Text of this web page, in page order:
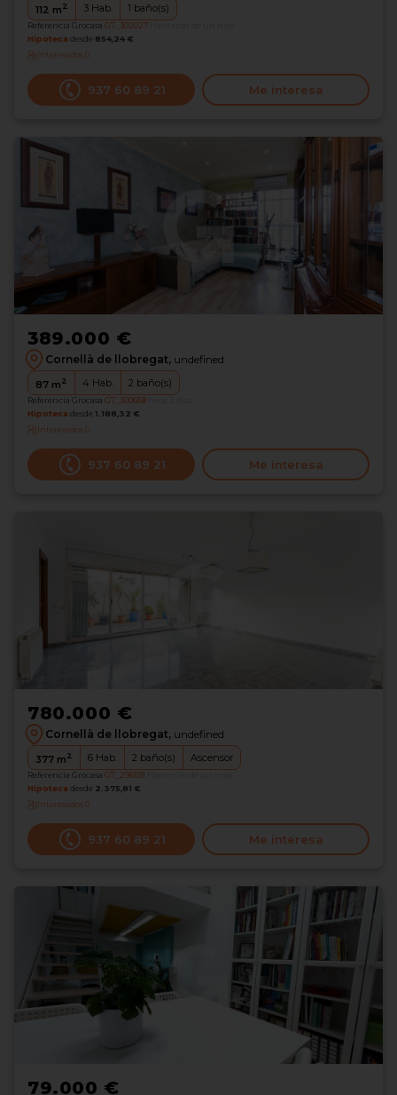
112 m2 3 Hab. 1 baño(s)
Referencia Grocasa G7_302027
Hipoteca desde 854,24 €
Interesados0
937 60 89 21 Me interesa
389.000 €
Cornellà de llobregat, undefined
87 m2 4 Hab. 2 baño(s)
Referencia Grocasa G7_300668
Hipoteca desde 1.188,32 €
Interesados0
937 60 89 21 Me interesa
780.000 €
Cornellà de llobregat, undefined
377 m2 6 Hab. 2 baño(s) Ascensor
Referencia Grocasa G7_296591
Hipoteca desde 2.375,81 €
Interesados0
937 60 89 21 Me interesa
79.000 €